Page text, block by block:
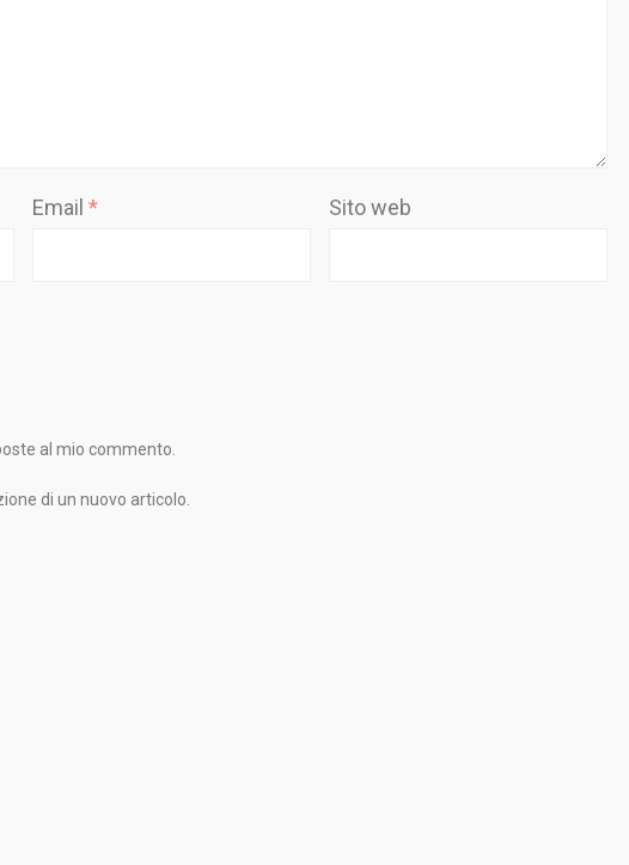
Email * Sito web
al mio commento.
di un nuovo articolo.